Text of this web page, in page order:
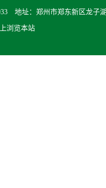
地址：郑州市郑东新区龙子
浏览本站